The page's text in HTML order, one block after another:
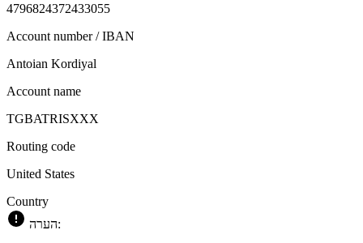
4796824372433055
Account number / IBAN
Antoian Kordiyal
Account name
TGBATRISXXX
Routing code
United States
Country
הערה: